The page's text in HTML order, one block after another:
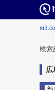
検索
広